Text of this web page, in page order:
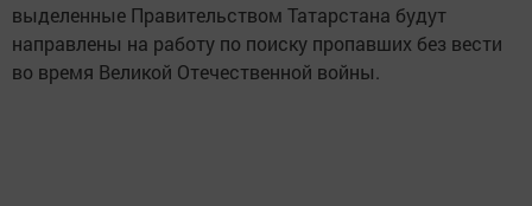
выделенные Правительством Татарстана будут
направлены на работу по поиску пропавших без вести
во время Великой Отечественной войны.